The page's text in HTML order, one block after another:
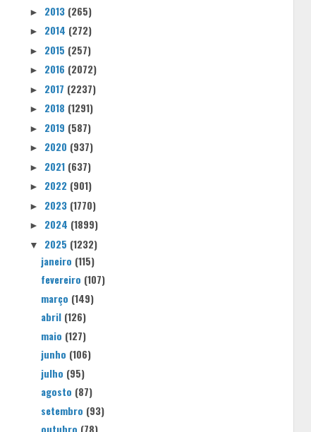
► 2013 (265)
► 2014 (272)
► 2015 (257)
► 2016 (2072)
► 2017 (2237)
► 2018 (1291)
► 2019 (587)
► 2020 (937)
► 2021 (637)
► 2022 (901)
► 2023 (1770)
► 2024 (1899)
▼ 2025 (1232)
janeiro (115)
fevereiro (107)
março (149)
abril (126)
maio (127)
junho (106)
julho (95)
agosto (87)
setembro (93)
outubro (78)